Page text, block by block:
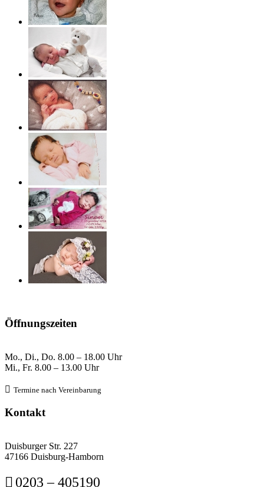
Öffnungszeiten
Mo., Di., Do. 8.00 – 18.00 Uhr
Mi., Fr. 8.00 – 13.00 Uhr
 Termine nach Vereinbarung
Kontakt
Duisburger Str. 227
47166 Duisburg-Hamborn
 0203 – 405190